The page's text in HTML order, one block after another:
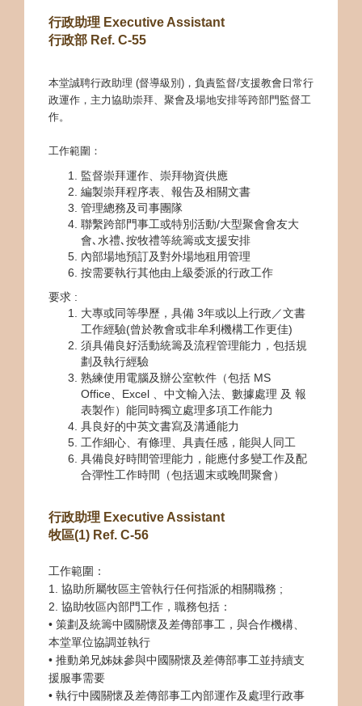
行政助理 Executive Assistant
行政部 Ref. C-55
本堂誠聘行政助理 (督導級別)，負責監督/支援教會日常行
政運作，主力協助崇拜、聚會及場地安排等跨部門監督工
作。
工作範圍：
監督崇拜運作、崇拜物資供應
編製崇拜程序表、報告及相關文書
管理總務及司事團隊
聯繫跨部門事工或特別活動/大型聚會會友大
會､水禮､按牧禮等統籌或支援安排
內部場地預訂及對外場地租用管理
按需要執行其他由上級委派的行政工作
要求 :
大專或同等學歷，具備 3年或以上行政／文書
工作經驗(曾於教會或非牟利機構工作更佳)
須具備良好活動統籌及流程管理能力，包括規
劃及執行經驗
熟練使用電腦及辦公室軟件（包括 MS
Office、Excel 、中文輸入法、數據處理 及 報
表製作）能同時獨立處理多項工作能力
具良好的中英文書寫及溝通能力
工作細心、有條理、具責任感，能與人同工
具備良好時間管理能力，能應付多變工作及配
合彈性工作時間（包括週末或晚間聚會）
行政助理 Executive Assistant
牧區(1) Ref. C-56
工作範圍：
1. 協助所屬牧區主管執行任何指派的相關職務 ;
2. 協助牧區內部門工作，職務包括：
• 策劃及統籌中國關懷及差傳部事工，與合作機構、
本堂單位協調並執行
• 推動弟兄姊妹參與中國關懷及差傳部事工並持續支
援服事需要
• 執行中國關懷及差傳部事工內部運作及處理行政事